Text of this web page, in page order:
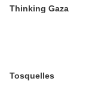
Thinking Gaza
Tosquelles